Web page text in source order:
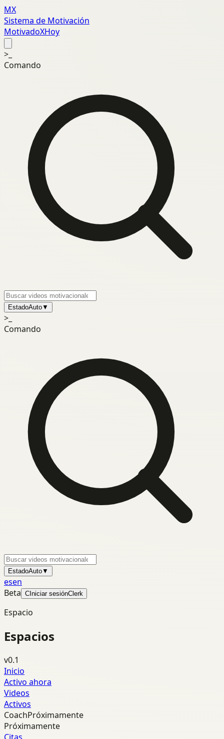
MX
Sistema de Motivación
MotivadoXHoy
>_
Comando
EstadoAuto▼
>_
Comando
EstadoAuto▼
esen
Beta C Iniciar sesiónClerk
Espacio
Espacios
v0.1
Inicio
Activo ahora
Videos
Activos
CoachPróximamente
Próximamente